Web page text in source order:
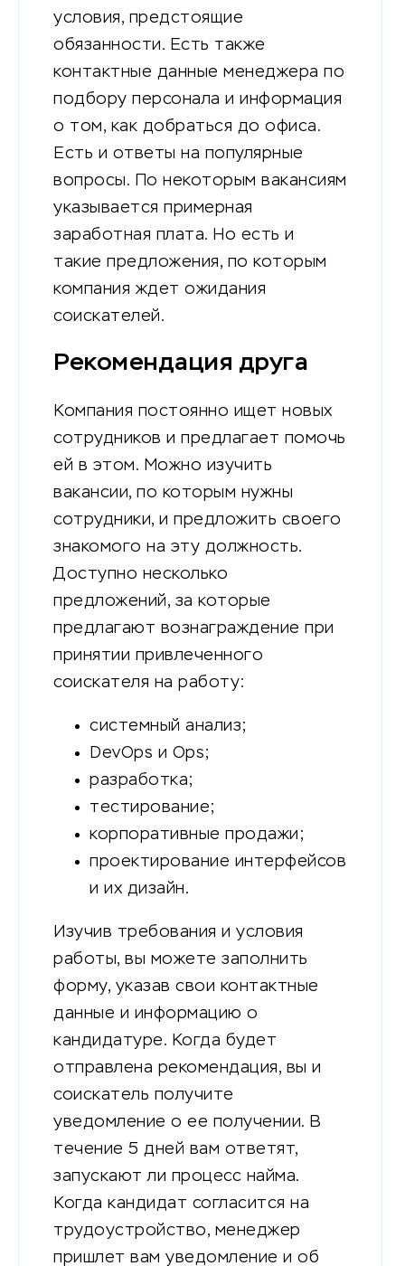
условия, предстоящие
обязанности. Есть также
контактные данные менеджера по
подбору персонала и информация
о том, как добраться до офиса.
Есть и ответы на популярные
вопросы. По некоторым вакансиям
указывается примерная
заработная плата. Но есть и
такие предложения, по которым
компания ждет ожидания
соискателей.
Рекомендация друга
Компания постоянно ищет новых
сотрудников и предлагает помочь
ей в этом. Можно изучить
вакансии, по которым нужны
сотрудники, и предложить своего
знакомого на эту должность.
Доступно несколько
предложений, за которые
предлагают вознаграждение при
принятии привлеченного
соискателя на работу:
системный анализ;
DevOps и Ops;
разработка;
тестирование;
корпоративные продажи;
проектирование интерфейсов
и их дизайн.
Изучив требования и условия
работы, вы можете заполнить
форму, указав свои контактные
данные и информацию о
кандидатуре. Когда будет
отправлена рекомендация, вы и
соискатель получите
уведомление о ее получении. В
течение 5 дней вам ответят,
запускают ли процесс найма.
Когда кандидат согласится на
трудоустройство, менеджер
пришлет вам уведомление и об